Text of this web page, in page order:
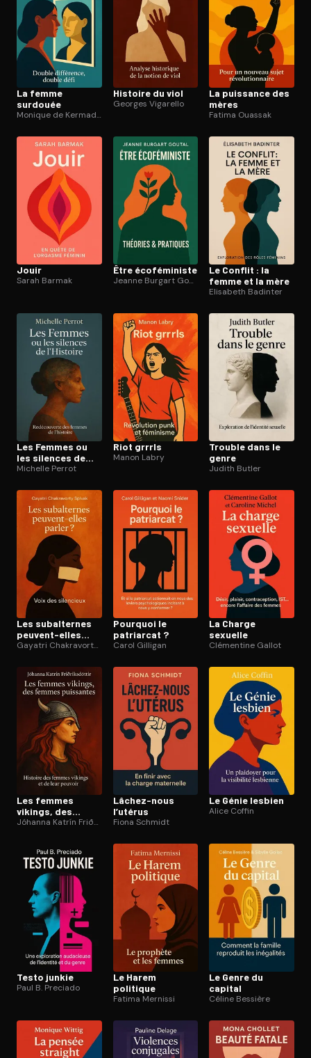
La femme
surdouée
Monique de Kermadec
Histoire du viol
Georges Vigarello
La puissance des
mères
Fatima Ouassak
Jouir
Sarah Barmak
Être éco­fé­mi­niste
Jeanne Burgart Goutal
Le Conflit : la
femme et la mère
Elisabeth Badinter
Les Femmes ou
les silences de
l’Histoire
Michelle Perrot
Riot grrrls
Manon Labry
Trouble dans le
genre
Judith Butler
Les subalternes
peuvent-elles
parler ?
Gayatri Chakravorty Spivak
Pourquoi le
patriarcat ?
Carol Gilligan
La Charge
sexuelle
Clémentine Gallot
Les femmes
vikings, des
femmes
Jóhanna Katrín Friðriksdóttir
Lâchez-nous
l’utérus
Fiona Schmidt
Le Génie lesbien
Alice Coffin
Testo junkie
Paul B. Preciado
Le Harem
politique
Fatima Mernissi
Le Genre du
capital
Céline Bessière